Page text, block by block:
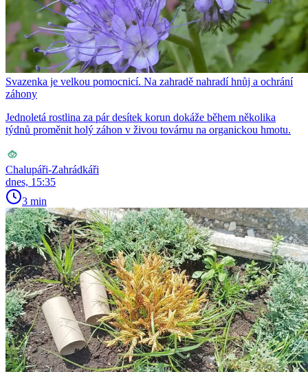
Svazenka je velkou pomocnicí. Na zahradě nahradí hnůj a ochrání
záhony
Jednoletá rostlina za pár desítek korun dokáže během několika
týdnů proměnit holý záhon v živou továrnu na organickou hmotu.
Chalupáři-Zahrádkáři
dnes, 15:35
3 min